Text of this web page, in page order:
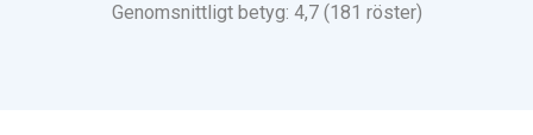
Genomsnittligt betyg: 4,7 (181 röster)